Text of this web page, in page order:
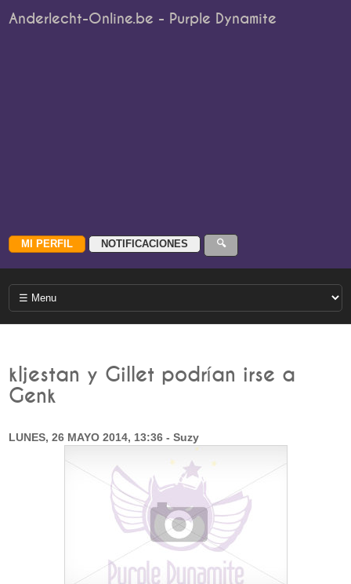
Anderlecht-Online.be - Purple Dynamite
kljestan y Gillet podrían irse a
Genk
LUNES, 26 MAYO 2014, 13:36 - Suzy